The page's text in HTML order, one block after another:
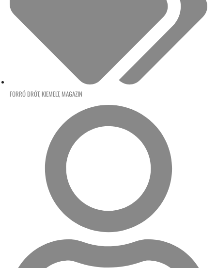
FORRÓ DRÓT, KIEMELT, MAGAZIN